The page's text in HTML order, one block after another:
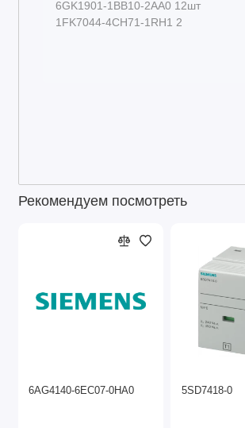
Рекомендуем посмотреть
6AG4140-6EC07-0HA0 5SD7418-0